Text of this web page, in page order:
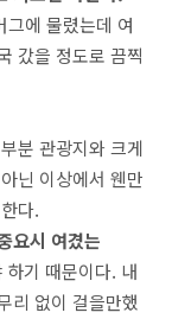
에 물렸는데 여
갔을 정도로 끔찍
분 관광지와 크게
닌 이상에서 웬만
다.
요시 여겼는
기 때문이다. 내
리 없이 걸을만했